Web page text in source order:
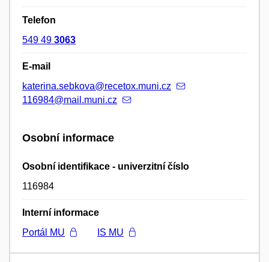
Telefon
549 49 3063
E-mail
katerina.sebkova@recetox.muni.cz
116984@mail.muni.cz
Osobní informace
Osobní identifikace - univerzitní číslo
116984
Interní informace
Portál MU
IS MU